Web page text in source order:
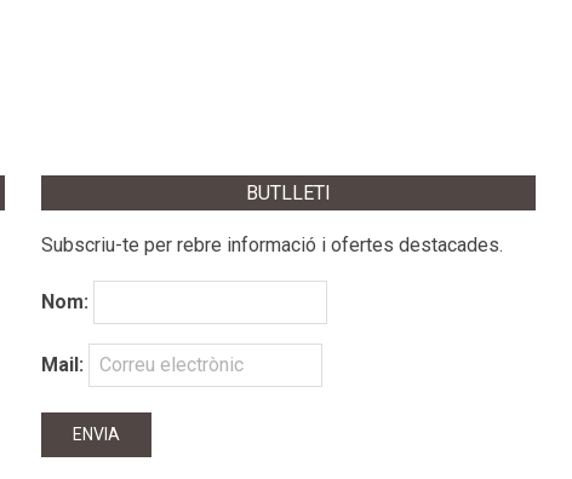
BUTLLETI
Subscriu-te per rebre informació i ofertes destacades.
Nom:
Mail: